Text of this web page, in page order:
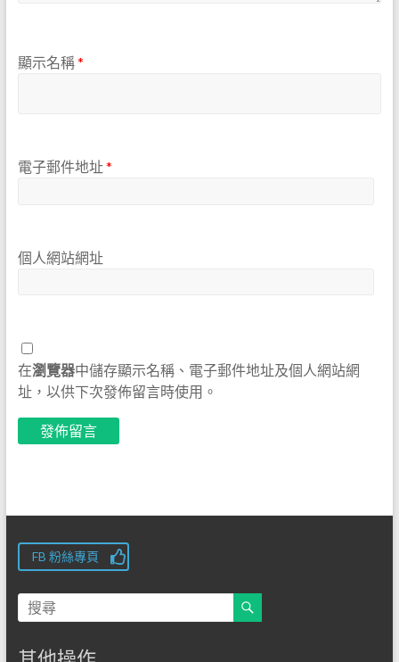
顯示名稱*
電子郵件地址*
個人網站網址
在瀏覽器中儲存顯示名稱、電子郵件地址及個人網站網
址，以供下次發佈留言時使用。
FB 粉絲專頁